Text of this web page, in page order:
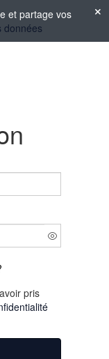
et partage vos
données
pris